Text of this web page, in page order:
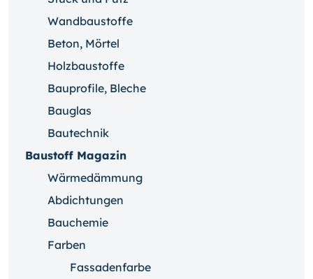
Wandbaustoffe
Beton, Mörtel
Holzbaustoffe
Bauprofile, Bleche
Bauglas
Bautechnik
Baustoff Magazin
Wärmedämmung
Abdichtungen
Bauchemie
Farben
Fassadenfarbe